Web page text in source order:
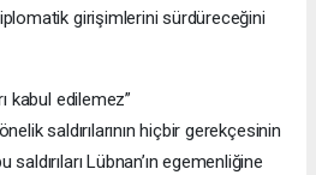
girişimlerini sürdüreceğini
kabul edilemez”
saldırılarının hiçbir gerekçesinin
saldırıları Lübnan’ın egemenliğine